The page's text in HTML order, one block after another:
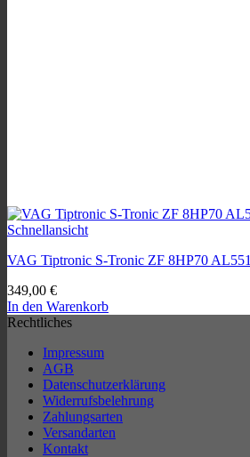
Schnellansicht
VAG Tiptronic S-Tronic ZF 8HP70 AL551
349,00 €
In den Warenkorb
Rechtliches
Impressum
AGB
Datenschutzerklärung
Widerrufsbelehrung
Zahlungsarten
Versandarten
Kontakt